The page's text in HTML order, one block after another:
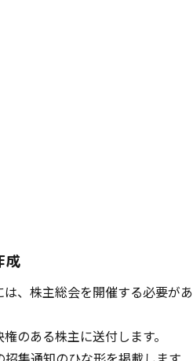
成
、株主総会を開催する必要があ
のある株主に送付します。